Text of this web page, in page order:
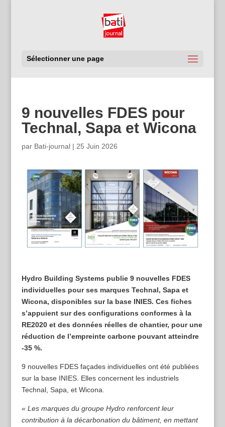
Sélectionner une page
9 nouvelles FDES pour
Technal, Sapa et Wicona
par Bati-journal| 25 Juin 2026
Hydro Building Systems publie 9 nouvelles FDES
individuelles pour ses marques Technal, Sapa et
Wicona, disponibles sur la base INIES. Ces fiches
s’appuient sur des configurations conformes à la
RE2020 et des données réelles de chantier, pour une
réduction de l’empreinte carbone pouvant atteindre
-35 %.
9 nouvelles FDES façades individuelles ont été publiées
sur la base INIES. Elles concernent les industriels
Technal, Sapa, et Wicona.
« Les marques du groupe Hydro renforcent leur
contribution à la décarbonation du bâtiment, en mettant